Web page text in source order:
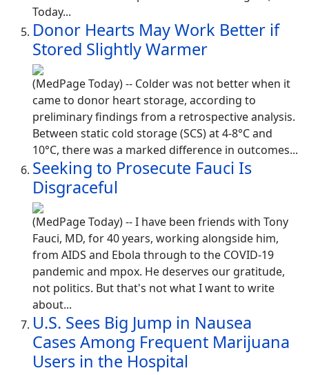
Today...
Donor Hearts May Work Better if
Stored Slightly Warmer
(MedPage Today) -- Colder was not better when it
came to donor heart storage, according to
preliminary findings from a retrospective analysis.
Between static cold storage (SCS) at 4-8°C and
10°C, there was a marked difference in outcomes...
Seeking to Prosecute Fauci Is
Disgraceful
(MedPage Today) -- I have been friends with Tony
Fauci, MD, for 40 years, working alongside him,
from AIDS and Ebola through to the COVID-19
pandemic and mpox. He deserves our gratitude,
not politics. But that's not what I want to write
about...
U.S. Sees Big Jump in Nausea
Cases Among Frequent Marijuana
Users in the Hospital